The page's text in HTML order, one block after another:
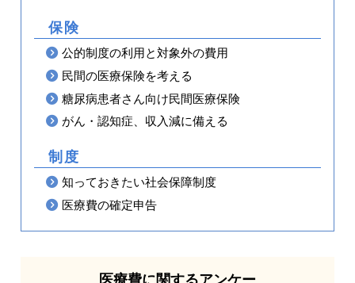
保険
公的制度の利用と対象外の費用
民間の医療保険を考える
糖尿病患者さん向け民間医療保険
がん・認知症、収入減に備える
制度
知っておきたい社会保障制度
医療費の確定申告
医療費に関するアンケー